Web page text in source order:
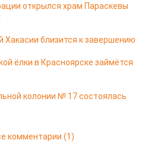
открылся храм Параскевы
Хакасии близится к завершению
ёлки в Красноярске займётся
колонии № 17 состоялась
комментарии (1)